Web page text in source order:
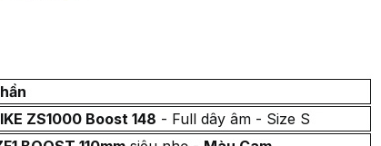
ZS1000 Boost 148 - Full dây âm - Size S